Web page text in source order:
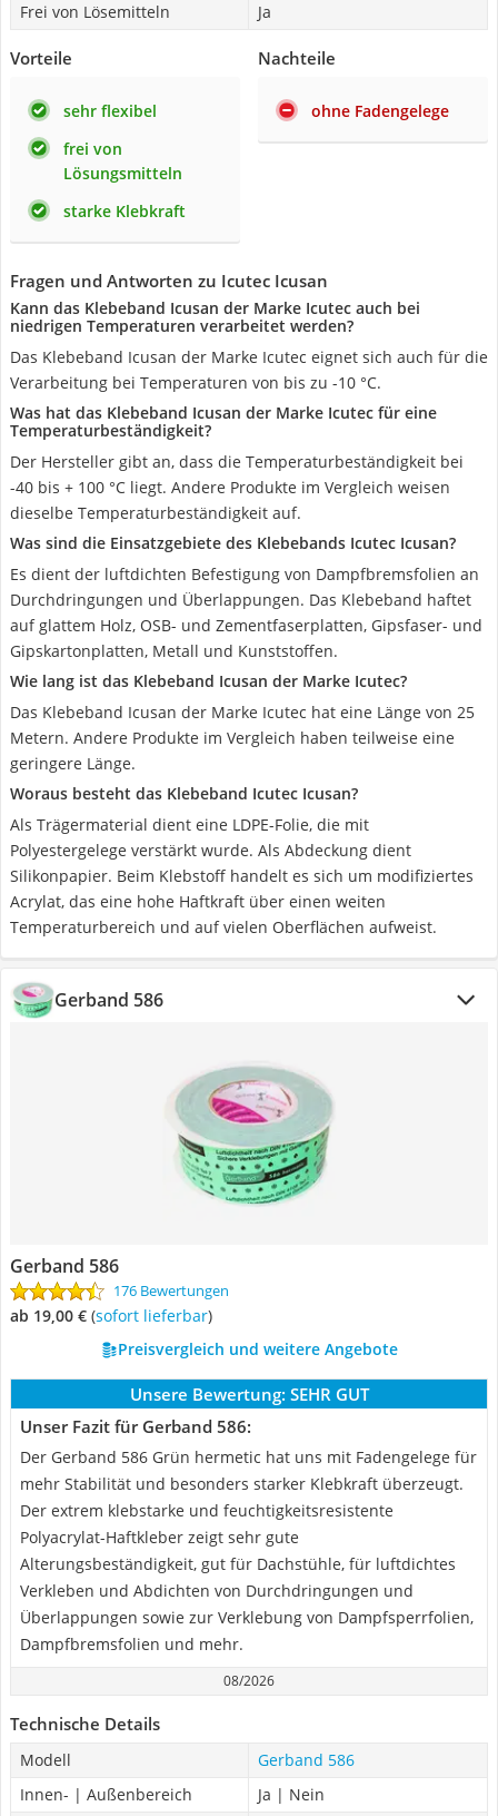
Frei von Lösemitteln
Ja
Vorteile
sehr flexibel
frei von
Lösungsmitteln
starke Klebkraft
Nachteile
ohne Fadengelege
Fragen und Antworten zu Icutec Icusan
Kann das Klebeband Icusan der Marke Icutec auch bei
niedrigen Temperaturen verarbeitet werden?
Das Klebeband Icusan der Marke Icutec eignet sich auch für die
Verarbeitung bei Temperaturen von bis zu -10 °C.
Was hat das Klebeband Icusan der Marke Icutec für eine
Temperaturbeständigkeit?
Der Hersteller gibt an, dass die Temperaturbeständigkeit bei
-40 bis + 100 °C liegt. Andere Produkte im Vergleich weisen
dieselbe Temperaturbeständigkeit auf.
Was sind die Einsatzgebiete des Klebebands Icutec Icusan?
Es dient der luftdichten Befestigung von Dampfbremsfolien an
Durchdringungen und Überlappungen. Das Klebeband haftet
auf glattem Holz, OSB- und Zementfaserplatten, Gipsfaser- und
Gipskartonplatten, Metall und Kunststoffen.
Wie lang ist das Klebeband Icusan der Marke Icutec?
Das Klebeband Icusan der Marke Icutec hat eine Länge von 25
Metern. Andere Produkte im Vergleich haben teilweise eine
geringere Länge.
Woraus besteht das Klebeband Icutec Icusan?
Als Trägermaterial dient eine LDPE-Folie, die mit
Polyestergelege verstärkt wurde. Als Abdeckung dient
Silikonpapier. Beim Klebstoff handelt es sich um modifiziertes
Acrylat, das eine hohe Haftkraft über einen weiten
Temperaturbereich und auf vielen Oberflächen aufweist.
Gerband 586
Gerband 586
176 Bewertungen
ab 19,00 € ( Sofort lieferbar)
Preisvergleich und weitere Angebote
Unsere Bewertung: SEHR GUT
Unser Fazit für Gerband 586:
Der Gerband 586 Grün hermetic hat uns mit Fadengelege für
mehr Stabilität und besonders starker Klebkraft überzeugt.
Der extrem klebstarke und feuchtigkeitsresistente
Polyacrylat-Haftkleber zeigt sehr gute
Alterungsbeständigkeit, gut für Dachstühle, für luftdichtes
Verkleben und Abdichten von Durchdringungen und
Überlappungen sowie zur Verklebung von Dampfsperrfolien,
Dampfbremsfolien und mehr.
08/2026
Technische Details
Modell
Gerband 586
Innen- | Außenbereich
Ja | Nein